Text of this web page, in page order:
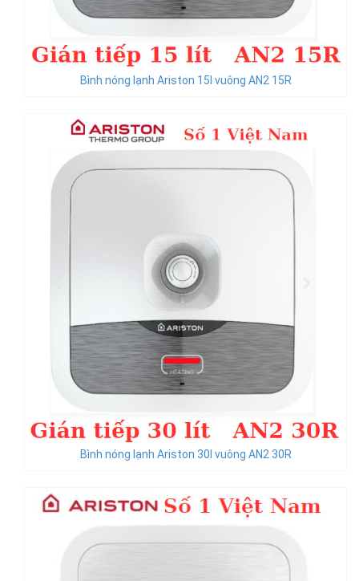
Bình nóng lạnh Ariston 15l vuông AN2 15R
Bình nóng lạnh Ariston 30l vuông AN2 30R